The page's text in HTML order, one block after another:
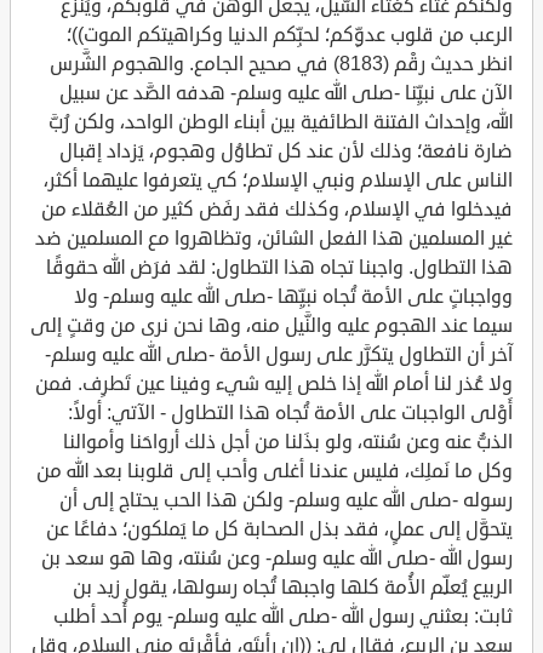
ولكنكم غُثاء كغثاء السَّيل، يجعل الوهَن في قلوبكم، ويَنزع
الرعب من قلوب عدوِّكم؛ لحبِّكم الدنيا وكراهيتكم الموت))؛
انظر حديث رقْم (8183) في صحيح الجامع. والهجوم الشَّرس
الآن على نبيِّنا -صلى الله عليه وسلم- هدفه الصَّد عن سبيل
الله، وإحداث الفتنة الطائفية بين أبناء الوطن الواحد، ولكن رُبَّ
ضارة نافعة؛ وذلك لأن عند كل تطاوُل وهجوم، يَزداد إقبال
الناس على الإسلام ونبي الإسلام؛ كي يتعرفوا عليهما أكثر،
فيدخلوا في الإسلام، وكذلك فقد رفَض كثير من العُقلاء من
غير المسلمين هذا الفعل الشائن، وتظاهروا مع المسلمين ضد
هذا التطاول. واجبنا تجاه هذا التطاول: لقد فرَض الله حقوقًا
وواجباتٍ على الأمة تُجاه نبيِّها -صلى الله عليه وسلم- ولا
سيما عند الهجوم عليه والنَّيل منه، وها نحن نرى من وقتٍ إلى
آخر أن التطاول يتكرَّر على رسول الأمة -صلى الله عليه وسلم-
ولا عُذر لنا أمام الله إذا خلص إليه شيء وفينا عين تَطرِف. فمن
أَوْلى الواجبات على الأمة تُجاه هذا التطاول - الآتي: أولاً:
الذبُّ عنه وعن سُنته، ولو بذَلنا من أجل ذلك أرواحَنا وأموالنا
وكل ما نَملِك، فليس عندنا أغلى وأحب إلى قلوبنا بعد الله من
رسوله -صلى الله عليه وسلم- ولكن هذا الحب يحتاج إلى أن
يتحوَّل إلى عملٍ، فقد بذل الصحابة كل ما يَملكون؛ دفاعًا عن
رسول الله -صلى الله عليه وسلم- وعن سُنته، وها هو سعد بن
الربيع يُعلِّم الأُمة كلها واجبها تُجاه رسولها، يقول زيد بن
ثابت: بعثني رسول الله -صلى الله عليه وسلم- يوم أُحد أطلب
سعد بن الربيع، فقال لي: ((إن رأيتَه، فأقْرئه مني السلام، وقل